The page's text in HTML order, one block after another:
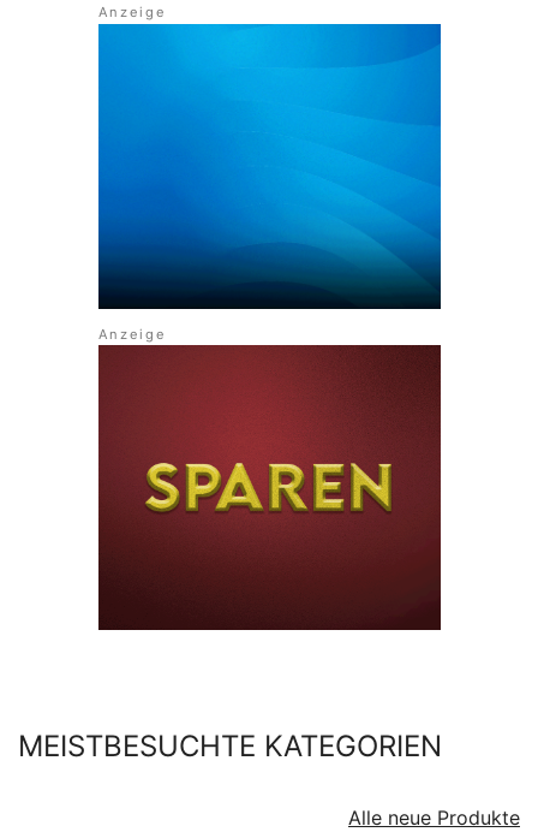
MEISTBESUCHTE KATEGORIEN
Alle neue Produkte